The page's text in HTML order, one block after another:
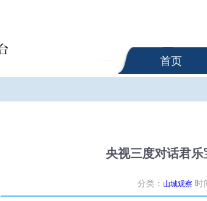
首页
央视三度对话君
分类： 山城观察 时